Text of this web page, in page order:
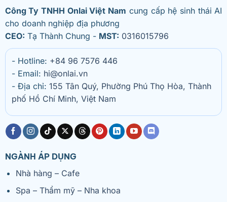
Công Ty TNHH Onlai Việt Nam cung cấp hệ sinh thái AI
cho doanh nghiệp địa phương
CEO: Tạ Thành Chung - MST: 0316015796
- Hotline: +84 96 7576 446
- Email: hi@onlai.vn
- Địa chỉ: 155 Tân Quý, Phường Phú Thọ Hòa, Thành
phố Hồ Chí Minh, Việt Nam
NGÀNH ÁP DỤNG
Nhà hàng – Cafe
Spa – Thẩm mỹ – Nha khoa